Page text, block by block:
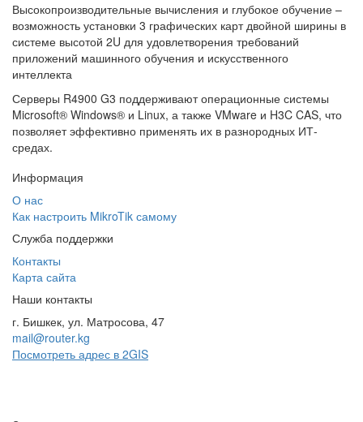
Высокопроизводительные вычисления и глубокое обучение –
возможность установки 3 графических карт двойной ширины в
системе высотой 2U для удовлетворения требований
приложений машинного обучения и искусственного
интеллекта
Серверы R4900 G3 поддерживают операционные системы
Microsoft® Windows® и Linux, а также VMware и H3C CAS, что
позволяет эффективно применять их в разнородных ИТ-
средах.
Информация
О нас
Как настроить MikroTik самому
Служба поддержки
Контакты
Карта сайта
Наши контакты
г. Бишкек, ул. Матросова, 47
mail@router.kg
Посмотреть адрес в 2GIS